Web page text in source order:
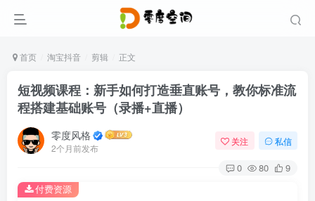
首页 淘宝抖音 剪辑 正文
短视频课程：新手如何打造垂直账号，教你标准流
程搭建基础账号（录播+直播）
零度风格
2个月前发布
关注 私信
0 80 9
付费资源